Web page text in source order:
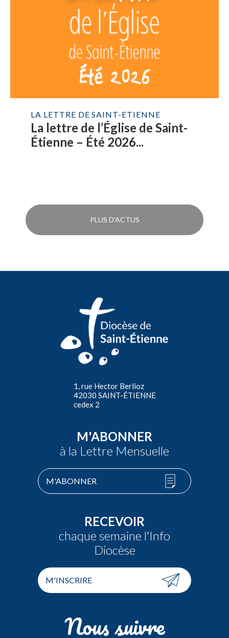
LA LETTRE DE SAINT-ETIENNE
La lettre de l’Église de Saint-
Étienne – Été 2026...
PLUS D'ACTUS
1, rue Hector Berlioz
42030 SAINT-ÉTIENNE
cedex 2
M'ABONNER
à la Lettre Mensuelle
M'ABONNER
RECEVOIR
chaque semaine l'Info
Diocèse
M'INSCRIRE
Nous suivre